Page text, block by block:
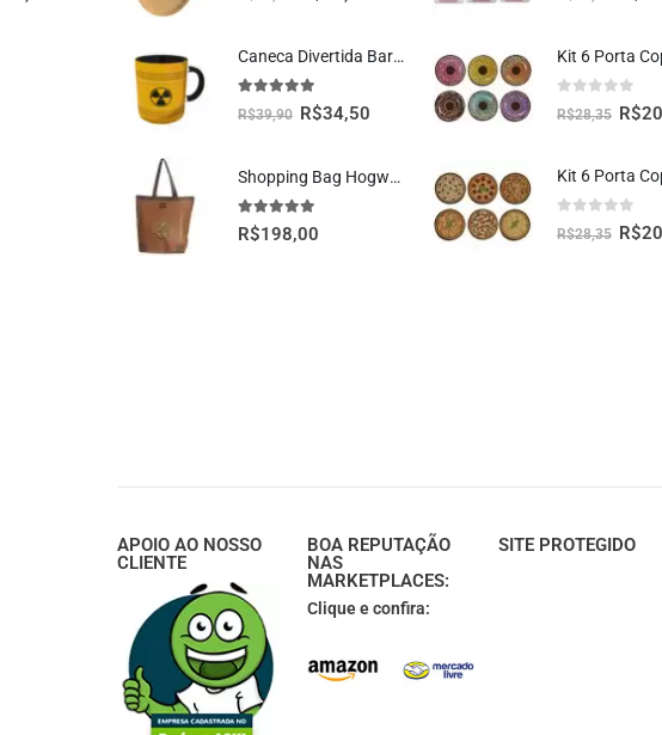
Caneca Divertida Barril Radioativo Presente Criativo Geek
5.00 fora de 5
R$39,90 R$34,50
Shopping Bag Hogwarts Oficial Harry Potter
5.00 fora de 5
R$198,00
fora de 5
R$28,35 R$
fora de 5
R$28,35 R$
APOIO AO NOSSO
CLIENTE
BOA REPUTAÇÃO
NAS
MARKETPLACES:
Clique e confira:
SITE PROTEGIDO